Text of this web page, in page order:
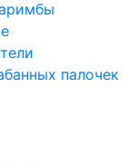
палочек